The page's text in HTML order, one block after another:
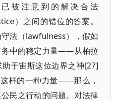
被注意到的解决合法
）之间的错位的答案。
法（lawfulness），假如
务中的稳定力量——从柏拉
于宙斯这位边界之神[27]
样的一种力量——那么，
民之行动的问题。对法律